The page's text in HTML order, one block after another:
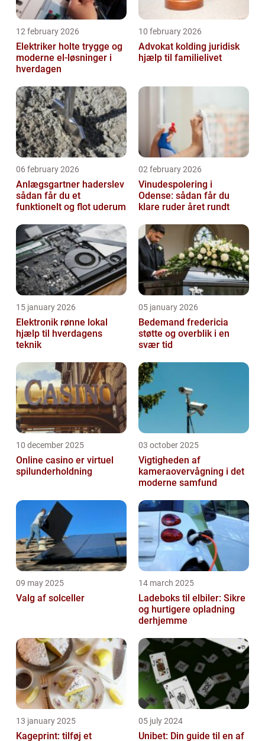
12 february 2026
Elektriker holte trygge og
moderne el-løsninger i
hverdagen
10 february 2026
Advokat kolding juridisk
hjælp til familielivet
06 february 2026
Anlægsgartner haderslev
sådan får du et
funktionelt og flot uderum
02 february 2026
Vinudespolering i
Odense: sådan får du
klare ruder året rundt
15 january 2026
Elektronik rønne lokal
hjælp til hverdagens
teknik
05 january 2026
Bedemand fredericia
støtte og overblik i en
svær tid
10 december 2025
Online casino er virtuel
spilunderholdning
03 october 2025
Vigtigheden af
kameraovervågning i det
moderne samfund
09 may 2025
Valg af solceller
14 march 2025
Ladeboks til elbiler: Sikre
og hurtigere opladning
derhjemme
13 january 2025
Kageprint: tilføj et
05 july 2024
Unibet: Din guide til en af